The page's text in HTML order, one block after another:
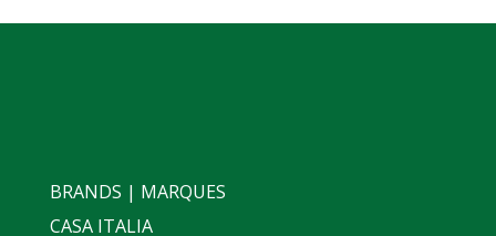
BRANDS | MARQUES
CASA ITALIA